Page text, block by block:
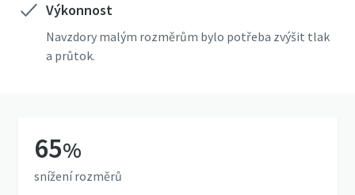
Výkonnost
Navzdory malým rozměrům bylo potřeba zvýšit tlak
a průtok.
65%
snížení rozměrů